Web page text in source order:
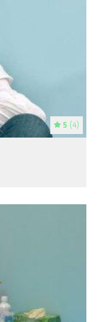
5 (4)